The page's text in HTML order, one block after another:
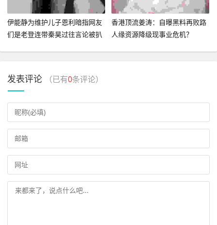
伊能静为维护儿子恩利暗指网友
们是老登连带秦昊过往言论被扒
香港顶流姜涛：自曝黑料再败路
人缘资源降级现事业危机？
发表评论 （已有0条评论）